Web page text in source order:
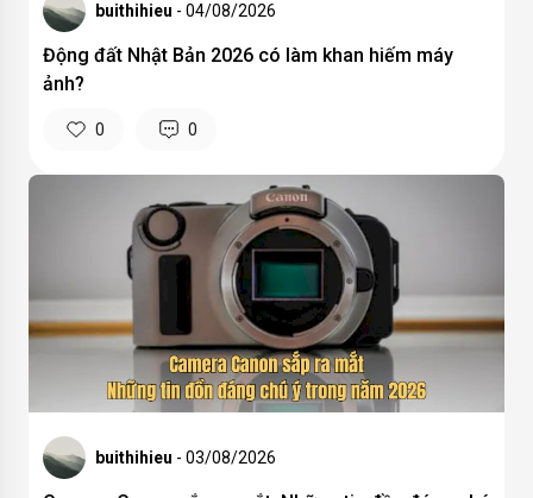
buithihieu - 04/08/2026
Động đất Nhật Bản 2026 có làm khan hiếm máy
ảnh?
0 0
buithihieu - 03/08/2026